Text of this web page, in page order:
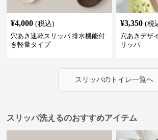
¥4,000 (税込)
穴あき速乾スリッパ 排水機能付
き軽量タイプ
¥3,350 (税
穴あきデザ
リッパ
スリッパのトイレ一覧へ
スリッパ洗えるのおすすめアイテム